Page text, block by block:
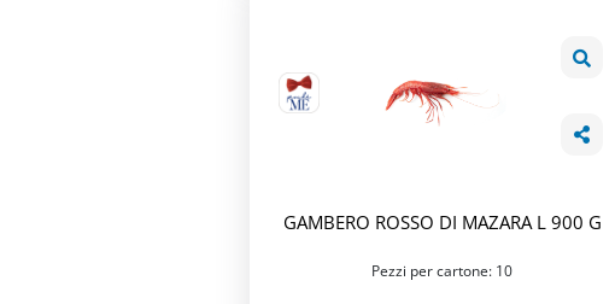
GAMBERO ROSSO DI MAZARA L 900 G
Pezzi per cartone: 10